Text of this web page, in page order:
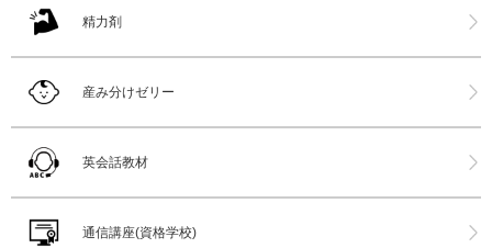
精力剤
産み分けゼリー
英会話教材
通信講座(資格学校)